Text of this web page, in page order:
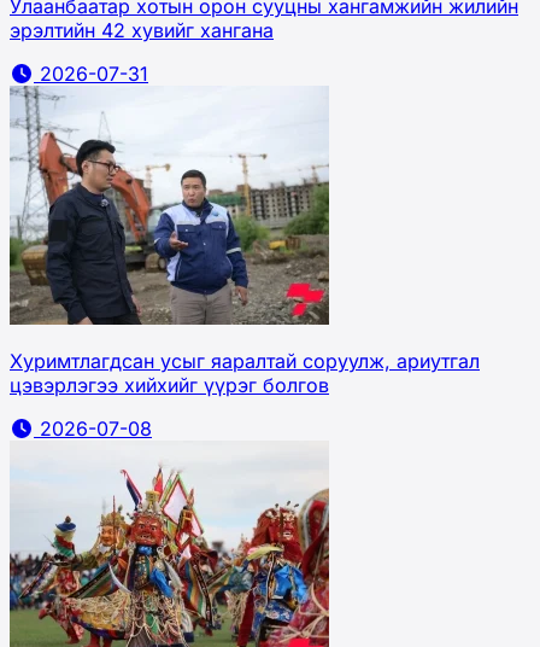
Улаанбаатар хотын орон сууцны хангамжийн жилийн
эрэлтийн 42 хувийг хангана
2026-07-31
Хуримтлагдсан усыг яаралтай соруулж, ариутгал
цэвэрлэгээ хийхийг үүрэг болгов
2026-07-08